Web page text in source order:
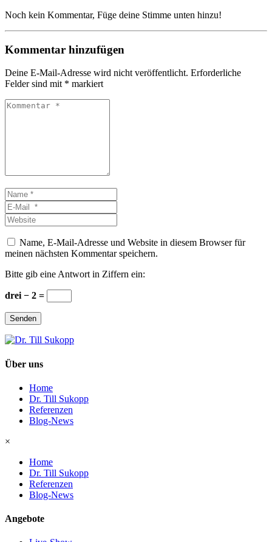
Noch kein Kommentar, Füge deine Stimme unten hinzu!
Kommentar hinzufügen
Deine E-Mail-Adresse wird nicht veröffentlicht. Erforderliche
Felder sind mit * markiert
Kommentar
Name
*E-
Mail
*
Website
Name, E-Mail-Adresse und Website in diesem Browser für
meinen nächsten Kommentar speichern.
Bitte gib eine Antwort in Ziffern ein:
drei − 2 =
Senden
Über uns
Home
Dr. Till Sukopp
Referenzen
Blog-News
×
Home
Dr. Till Sukopp
Referenzen
Blog-News
Angebote